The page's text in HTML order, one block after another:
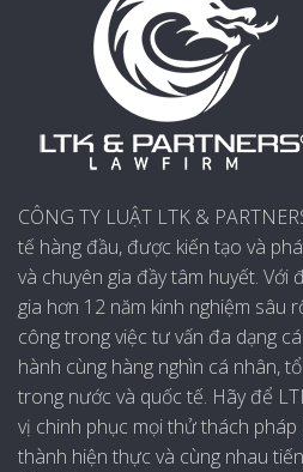
CÔNG TY LUẬT LTK &
tế hàng đầu, được kiến tạo và
và chuyên gia đầy tâm huyết. Với
gia hơn 12 năm kinh nghiệm sâu
công trong việc tư vấn đa dạng
hành cùng hàng nghìn cá nhân,
trong nước và quốc tế. Hãy để
vị chinh phục mọi thử thách pháp
thành hiện thực và cùng nhau